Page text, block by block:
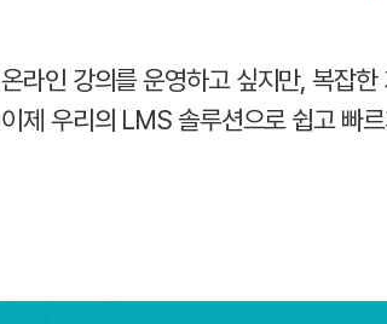
온라인 강의를 운영하고 싶지만, 복잡
이제 우리의 LMS 솔루션으로 쉽고 빠